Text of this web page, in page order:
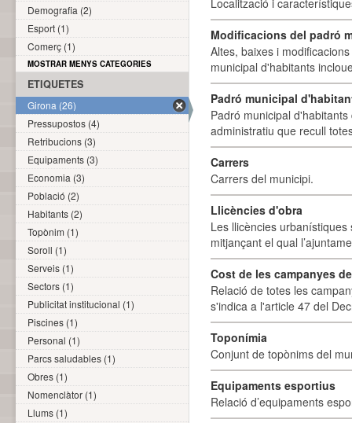
Localització i
Modificacions del padró
Altes, baixes i
municipal d'habitants
Padró municipal
Padró municipal
administratiu que recull
Carrers
Carrers del municipi.
Llicències d'obra
Les llicències
mitjançant el qual
Cost de les campanyes
Relació de totes les
s'indica a l'article 47 del
Toponímia
Conjunt de topònims del
Equipaments esportius
Relació d’equipaments
Demografia (2)
Esport (1)
Comerç (1)
MOSTRAR MENYS CATEGORIES
ETIQUETES
Girona (26)
Pressupostos (4)
Retribucions (3)
Equipaments (3)
Economia (3)
Població (2)
Habitants (2)
Topònim (1)
Soroll (1)
Serveis (1)
Sectors (1)
Publicitat institucional (1)
Piscines (1)
Personal (1)
Parcs saludables (1)
Obres (1)
Nomenclàtor (1)
Llums (1)